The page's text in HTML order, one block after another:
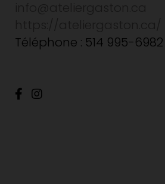
Téléphone : 514 995-6982